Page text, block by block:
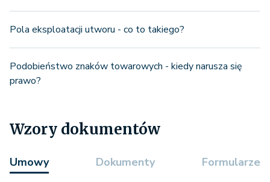
Pola eksploatacji utworu - co to takiego?
Podobieństwo znaków towarowych - kiedy narusza się
prawo?
Wzory dokumentów
Umowy Dokumenty Formularze